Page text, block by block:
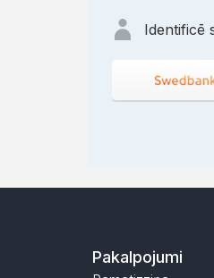
Identificē
Pakalpojumi